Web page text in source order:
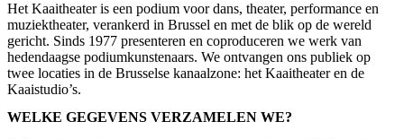
Het Kaaitheater is een podium voor dans, theater, performance en
muziektheater, verankerd in Brussel en met de blik op de wereld
gericht. Sinds 1977 presenteren en coproduceren we werk van
hedendaagse podiumkunstenaars. We ontvangen ons publiek op
twee locaties in de Brusselse kanaalzone: het Kaaitheater en de
Kaaistudio’s.
WELKE GEGEVENS VERZAMELEN WE?